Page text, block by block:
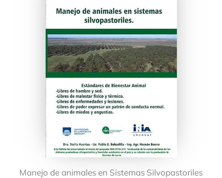
Manejo de animales en Sistemas Silvopastoriles